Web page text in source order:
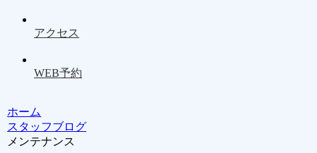
アクセス
WEB予約
ホーム
スタッフブログ
メンテナンス